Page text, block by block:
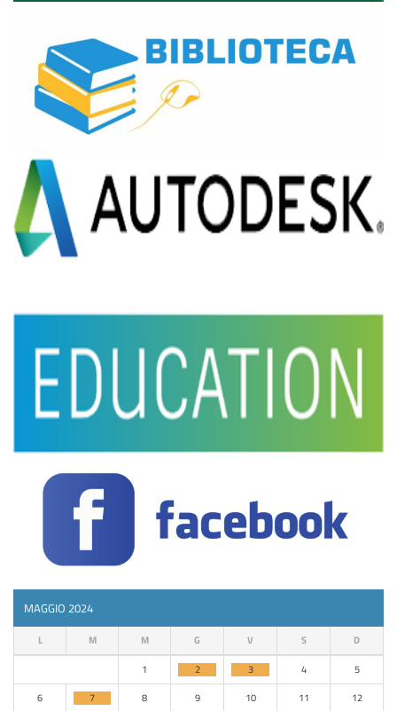
MAGGIO 2024
L M M G V S D
1 2 3 4
5
6
7 8 9 10 11
12